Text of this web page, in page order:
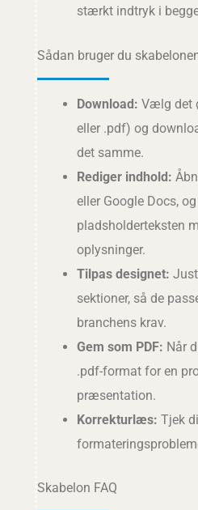
stærkt indtryk i
Sådan bruger du
Download: Vælg det
eller .pdf) og
det samme.
Rediger indhold:
eller Google Docs,
pladsholderteksten
oplysninger.
Tilpas designet:
sektioner, så de
branchens krav.
Gem som PDF: Når
.pdf-format for en
præsentation.
Korrekturlæs: Tjek
Skabelon FAQ